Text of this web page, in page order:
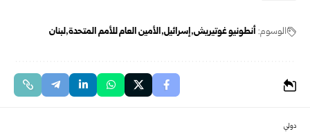
الوسوم: أنطونيو غوتيريش إسرائيل الأمين العام للأمم المتحدة لبنان
دولي